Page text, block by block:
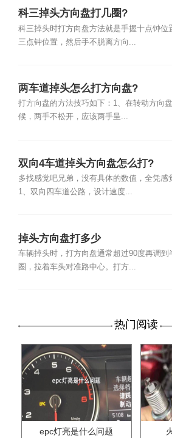
科三掉头方向盘打几圈?
科三掉头时打方向盘方法就是手握十点钟位
三点钟位置，然后手不脱离方向...
两车道掉头怎么打方向盘?
打方向盘的方法技巧如下：1、在转动方向
候，两手不松开，应该两手呈...
双向4车道掉头方向盘怎么打?
多找感觉吧兄弟，没有具体的数值，全凭感
1、双向四车道公路，设计速度...
掉头方向盘打多少
车辆掉头时，打方向盘通常超过90度再调到
圈，拉着车头对准路中心。打方...
热门阅读
epc灯亮是什么问题